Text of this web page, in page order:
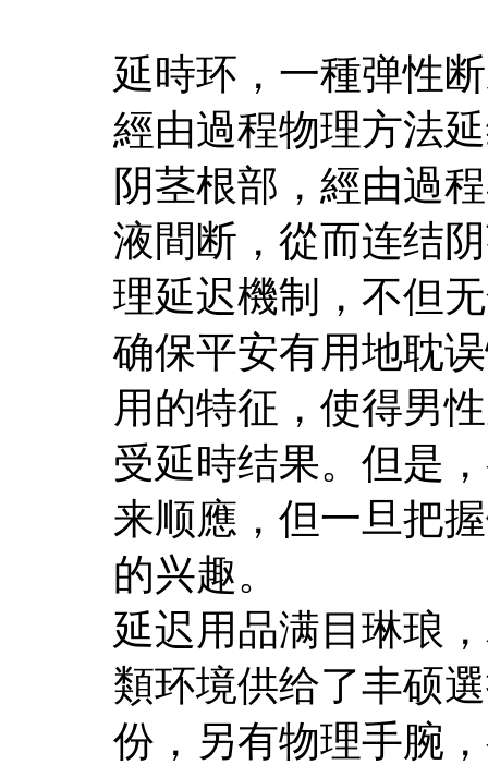
延時环，一種弹性
經由過程物理方法
阴茎根部，經由過
液間断，從而连结
理延迟機制，不但
确保平安有用地耽
用的特征，使得男
受延時结果。但是
来顺應，但一旦把
的兴趣。
延迟用品满目琳琅
類环境供给了丰硕
份，另有物理手腕